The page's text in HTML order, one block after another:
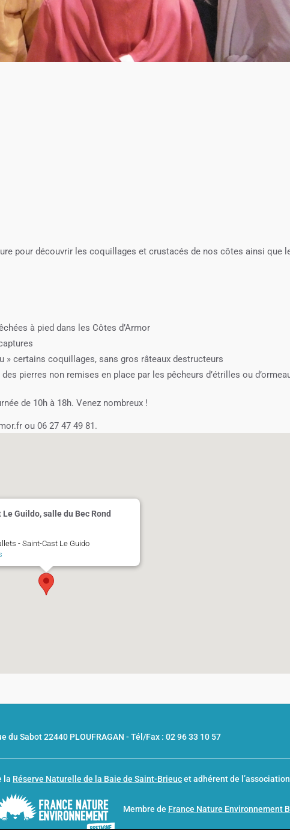
pour découvrir les coquillages et crustacés de nos côtes ainsi que
à pied dans les Côtes d’Armor
» certains coquillages, sans gros râteaux destructeurs
pierres non remises en place par les pêcheurs d’étrilles ou
de 10h à 18h. Venez nombreux !
ou 06 27 47 49 81.
Guildo, salle du Bec Rond
- Saint-Cast Le Guido
du Sabot 22440 PLOUFRAGAN -Tél/Fax : 02 96 33 10 57
la Réserve Naturelle de la Baie de Saint-Brieucet adhérent de
Membre de France Nature Environnement